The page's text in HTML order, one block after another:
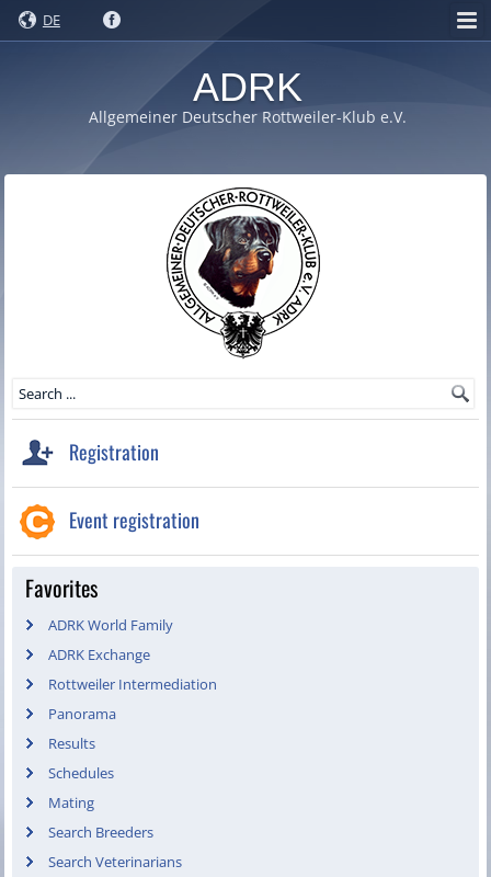
DE
ADRK
Allgemeiner Deutscher Rottweiler-Klub e.V.
Registration
Event registration
Favorites
ADRK World Family
ADRK Exchange
Rottweiler Intermediation
Panorama
Results
Schedules
Mating
Search Breeders
Search Veterinarians